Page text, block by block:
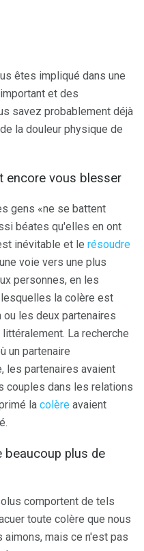
êtes impliqué dans une
et des
savez probablement déjà
la douleur physique de
encore vous blesser
gens «ne se battent
béates qu'elles en ont
inévitable et le résoudre
voie vers une plus
personnes, en les
la colère est
ou les deux partenaires
La recherche
un partenaire
les partenaires avaient
couples dans les relations
la colère avaient
beaucoup plus de
comportent de tels
toute colère que nous
mais ce n'est pas